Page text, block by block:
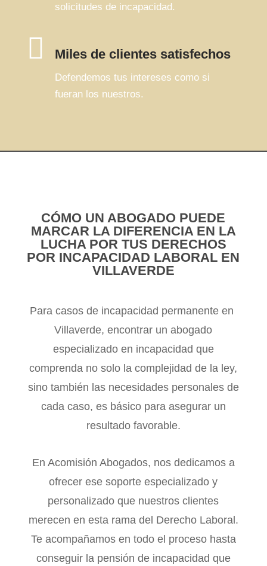
solicitudes de incapacidad.
 Miles de clientes satisfechos
Defendemos tus intereses como si
fueran los nuestros.
CÓMO UN ABOGADO PUEDE
MARCAR LA DIFERENCIA EN LA
LUCHA POR TUS DERECHOS
POR INCAPACIDAD LABORAL EN
VILLAVERDE
Para casos de incapacidad permanente en
Villaverde, encontrar un abogado
especializado en incapacidad que
comprenda no solo la complejidad de la ley,
sino también las necesidades personales de
cada caso, es básico para asegurar un
resultado favorable.
En Acomisión Abogados, nos dedicamos a
ofrecer ese soporte especializado y
personalizado que nuestros clientes
merecen en esta rama del Derecho Laboral.
Te acompañamos en todo el proceso hasta
conseguir la pensión de incapacidad que